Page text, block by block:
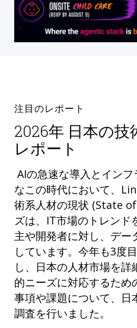
注目のレポート
2026年 日本の技
レポート
AIの急速な導入とイン
なこの時代において、
術系人材の現状 (State
ズは、IT市場のトレンド
主や開発者に対し、デ
しています。今年も3度
し、日本の人材市場を
的ニーズに対応するた
事項や課題について、日
調査を行いました。